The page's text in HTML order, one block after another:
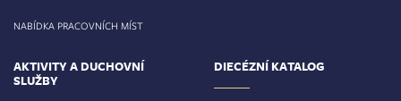
NABÍDKA PRACOVNÍCH MÍST
AKTIVITY A DUCHOVNÍ
SLUŽBY
DIECÉZNÍ KATALOG